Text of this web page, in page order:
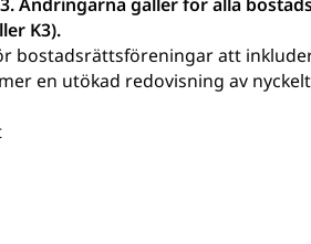
K3).
bostadsrättsföreningar att
en utökad redovisning av